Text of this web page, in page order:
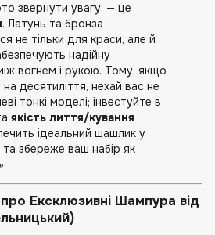
звернути увагу, — це
. Латунь та бронза
не тільки для краси, але й
надійну
вогнем і рукою. Тому, якщо
десятиліття, нехай вас не
тонкі моделі; інвестуйте в
якість лиття/кування
ідеальний шашлик у
та збереже ваш набір як
про Ексклюзивні Шампура від